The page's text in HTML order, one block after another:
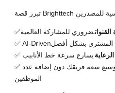
✅ القنواتضروري للمشاركة العالمية
✅ AI-Drivenالمشتري بشكل أفضل
يسارع سرعة خط الأنابيب
✅ يمكن للمنصة الصحيحة توسيع سعة فريقك دون إضافة عدد
الموظفين